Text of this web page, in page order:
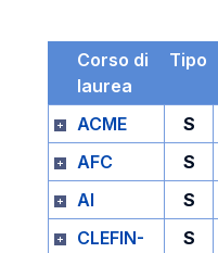
Corso di
laurea
Tipo
ACME
S
AFC
S
AI
S
CLEFIN-
S